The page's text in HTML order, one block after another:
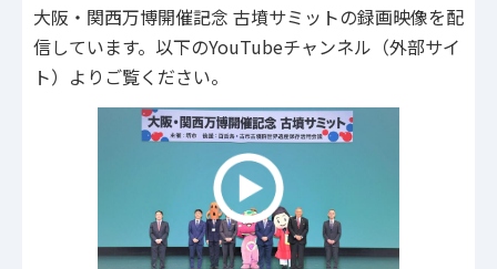
大阪・関西万博開催記念 古墳サミットの録画映像を配
信しています。以下のYouTubeチャンネル（外部サイ
ト）よりご覧ください。